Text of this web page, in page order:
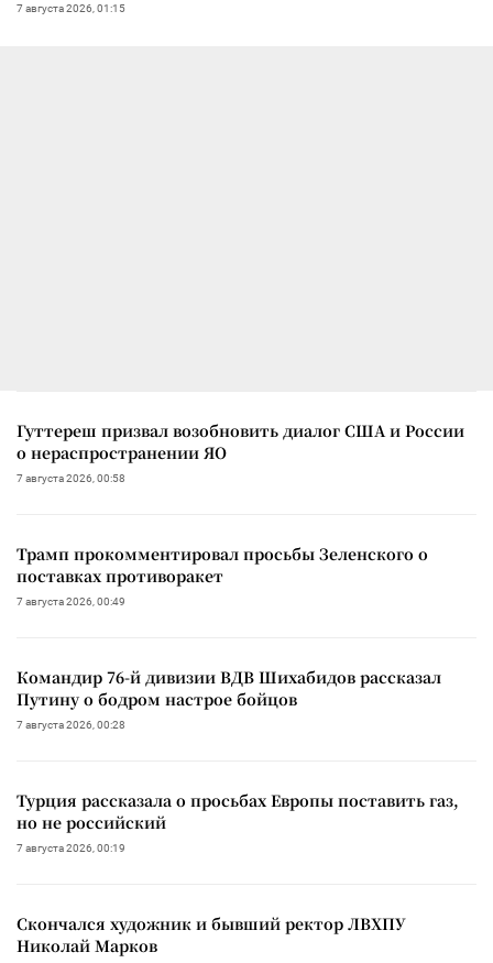
7 августа 2026, 01:15
Гуттереш призвал возобновить диалог США и России
о нераспространении ЯО
7 августа 2026, 00:58
Трамп прокомментировал просьбы Зеленского о
поставках противоракет
7 августа 2026, 00:49
Командир 76-й дивизии ВДВ Шихабидов рассказал
Путину о бодром настрое бойцов
7 августа 2026, 00:28
Турция рассказала о просьбах Европы поставить газ,
но не российский
7 августа 2026, 00:19
Скончался художник и бывший ректор ЛВХПУ
Николай Марков